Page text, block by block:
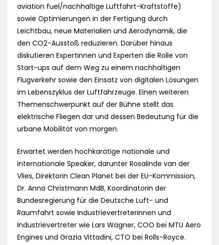
aviation fuel/nachhaltige Luftfahrt-Kraftstoffe)
sowie Optimierungen in der Fertigung durch
Leichtbau, neue Materialien und Aerodynamik, die
den CO2-Ausstoß reduzieren. Darüber hinaus
diskutieren Expertinnen und Experten die Rolle von
Start-ups auf dem Weg zu einem nachhaltigen
Flugverkehr sowie den Einsatz von digitalen Lösungen
im Lebenszyklus der Luftfahrzeuge. Einen weiteren
Themenschwerpunkt auf der Bühne stellt das
elektrische Fliegen dar und dessen Bedeutung für die
urbane Mobilität von morgen.
Erwartet werden hochkarätige nationale und
internationale Speaker, darunter Rosalinde van der
Vlies, Direktorin Clean Planet bei der EU-Kommission,
Dr. Anna Christmann MdB, Koordinatorin der
Bundesregierung für die Deutsche Luft- und
Raumfahrt sowie Industrievertreterinnen und
Industrievertreter wie Lars Wagner, COO bei MTU Aero
Engines und Grazia Vittadini, CTO bei Rolls-Royce.